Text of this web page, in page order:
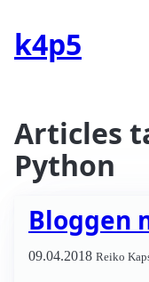
k4p5
Articles
Python
Bloggen
09.04.2018 Reiko